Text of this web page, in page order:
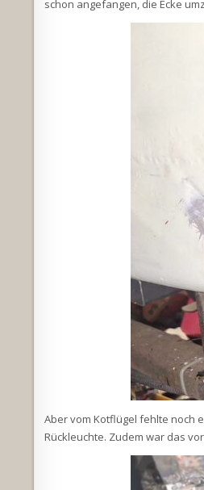
schon angefangen, die Ecke
Aber vom Kotflügel fehlte noch
Rückleuchte. Zudem war das